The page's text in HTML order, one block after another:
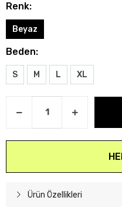
Renk:
Beyaz
Beden:
S M L XL
Ürün Özellikleri